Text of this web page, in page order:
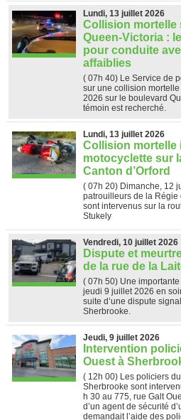
Lundi, 13 juillet 2026
Collision mortelle
Queen-Victoria :
pour conduite
affaiblies
( 07h 40) Le Service de
sur une collision
2026 sur le boulevard
témoin est recherché.
Lundi, 13 juillet 2026
Collision mortelle
motocyclette sur
Canton d’Orford
( 07h 20) Dimanche, 12
patrouilleurs de la
sont intervenus sur la
Stukely
Vendredi, 10 juillet 2026
Dispute et
de la rue de la
( 07h 50) Une
jeudi 9 juillet 2026 en
suite d’une dispute
Sherbrooke.
Jeudi, 9 juillet 2026
Intervention
Ouest à
( 12h 00) Les policiers
Sherbrooke sont
h 30 au 775, rue Galt
d’un agent de sécurité
demandait l’aide des